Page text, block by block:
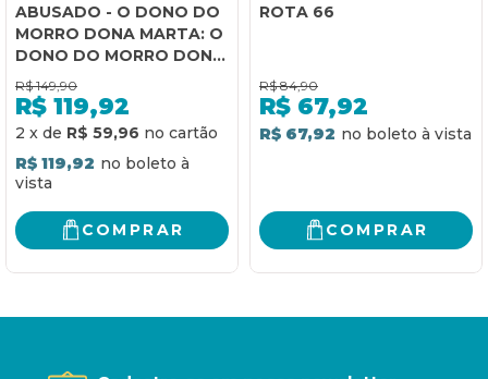
ABUSADO - O DONO DO
MORRO DONA MARTA: O
DONO DO MORRO DONA
MARTA
R$ 149,90
R$ 119,92
2 x de R$ 59,96
R$ 119,92
COMPRAR
ROTA 66
R$ 84,90
R$ 67,92
R$ 67,92
COMPRAR